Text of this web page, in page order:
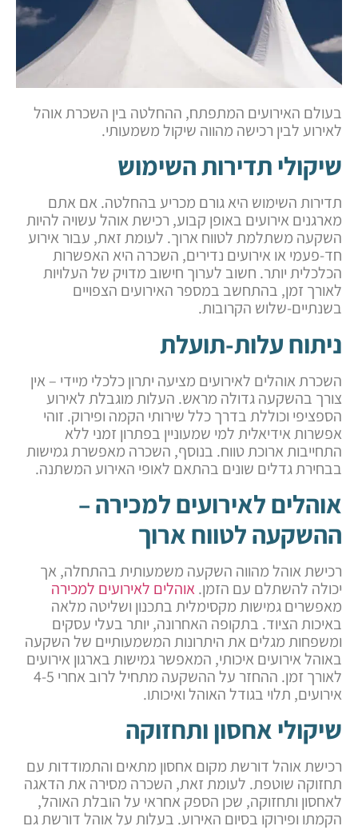
בעולם האירועים המתפתח, ההחלטה בין השכרת אוהל
לאירוע לבין רכישה מהווה שיקול משמעותי.
שיקולי תדירות השימוש
תדירות השימוש היא גורם מכריע בהחלטה. אם אתם
מארגנים אירועים באופן קבוע, רכישת אוהל עשויה להיות
השקעה משתלמת לטווח ארוך. לעומת זאת, עבור אירוע
חד-פעמי או אירועים נדירים, השכרה היא האפשרות
הכלכלית יותר. חשוב לערוך חישוב מדויק של העלויות
לאורך זמן, בהתחשב במספר האירועים הצפויים
בשנתיים-שלוש הקרובות.
ניתוח עלות-תועלת
השכרת אוהלים לאירועים מציעה יתרון כלכלי מיידי – אין
צורך בהשקעה גדולה מראש. העלות מוגבלת לאירוע
הספציפי וכוללת בדרך כלל שירותי הקמה ופירוק. זוהי
אפשרות אידיאלית למי שמעוניין בפתרון זמני ללא
התחייבות ארוכת טווח. בנוסף, השכרה מאפשרת גמישות
בבחירת גדלים שונים בהתאם לאופי האירוע המשתנה.
אוהלים לאירועים למכירה –
ההשקעה לטווח ארוך
רכישת אוהל מהווה השקעה משמעותית בהתחלה, אך
יכולה להשתלם עם הזמן.אוהלים לאירועים למכירה
מאפשרים גמישות מקסימלית בתכנון ושליטה מלאה
באיכות הציוד. בתקופה האחרונה, יותר בעלי עסקים
ומשפחות מגלים את היתרונות המשמעותיים של השקעה
באוהל אירועים איכותי, המאפשר גמישות בארגון אירועים
לאורך זמן. ההחזר על ההשקעה מתחיל לרוב אחרי 4-5
אירועים, תלוי בגודל האוהל ואיכותו.
שיקולי אחסון ותחזוקה
רכישת אוהל דורשת מקום אחסון מתאים והתמודדות עם
תחזוקה שוטפת. לעומת זאת, השכרה מסירה את הדאגה
לאחסון ותחזוקה, שכן הספק אחראי על הובלת האוהל,
הקמתו ופירוקו בסיום האירוע. בעלות על אוהל דורשת גם